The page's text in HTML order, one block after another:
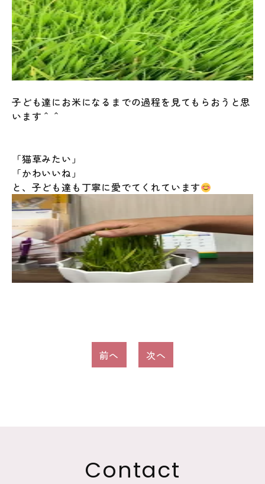
子ども達にお米になるまでの過程を見てもらおうと思
います＾＾
「猫草みたい」
「かわいいね」
と、子ども達も丁寧に愛でてくれています
前へ 次へ
Contact